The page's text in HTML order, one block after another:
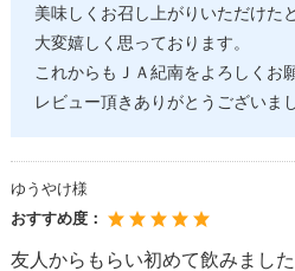
美味しくお召し上がりいただけた
大変嬉しく思っております。
これからもＪＡ紀南をよろしくお
レビュー頂きありがとうございま
ゆうやけ様
おすすめ度：
友人からもらい初めて飲みまし